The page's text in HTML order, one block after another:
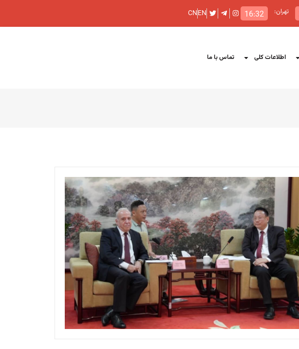
تهران: 16:32
EN
CN
اطلاعات کلی تماس با ما